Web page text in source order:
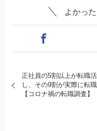
よかっ
正社員の5割以上が転職
し、その9割が実際に転職
【コロナ禍の転職調査】